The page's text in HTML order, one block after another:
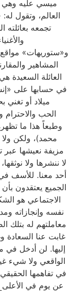
ميسي عليه وهي
العالم، وتقول
تجمعه بعائلته
و«ستوريهات»
المشاهير
العائلة السعيدة
في حسابها على
ميلاد أو تغني
الحب والاحترام
وطبعاً هذا ما
محمد)، ولكن
مزيفة نعيشها عبر
لا ننشرها ولا
أحد معنا. للأسف
الجميع يعتقدون
الاجتماعي هو
نفسه وإنجازاته
معاملتهم له بتلك
غابت عنا السعادة
إليها. لن أدخل في
الواقعي ولا شيء
في تفاهمها
عن يوم في